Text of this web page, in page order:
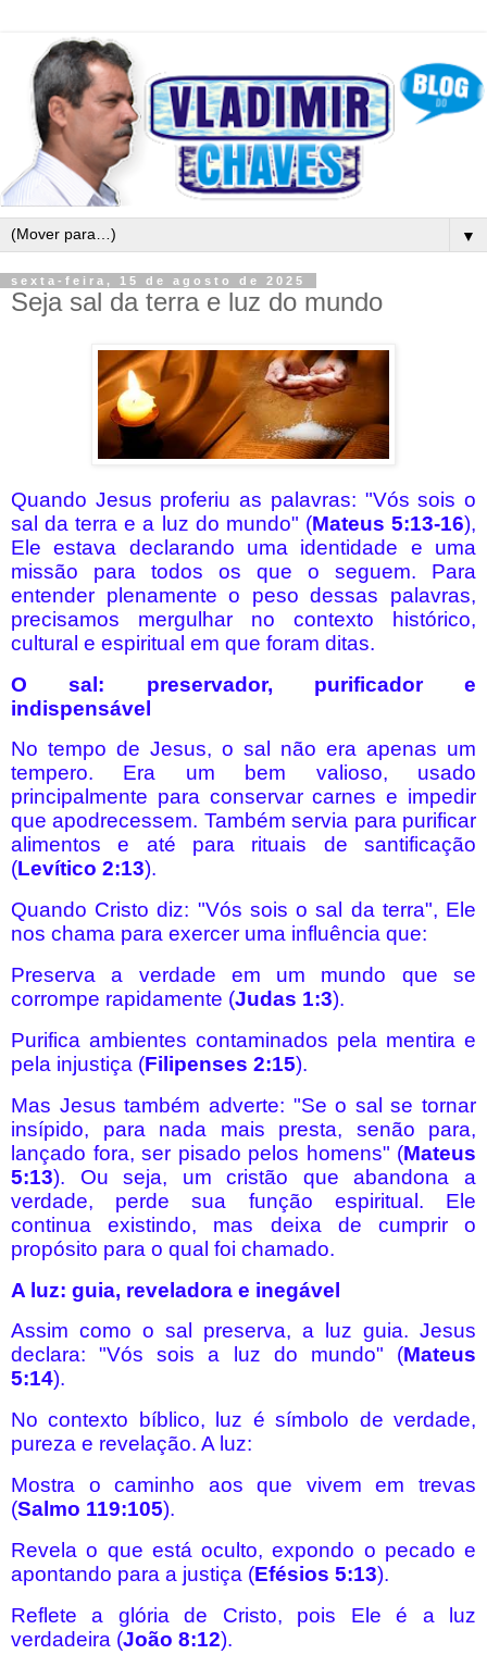
▼
sexta-feira, 15 de agosto de 2025
Seja sal da terra e luz do mundo
Quando Jesus proferiu as palavras: "Vós sois o
sal da terra e a luz do mundo" (Mateus 5:13-16),
Ele estava declarando uma identidade e uma
missão para todos os que o seguem. Para
entender plenamente o peso dessas palavras,
precisamos mergulhar no contexto histórico,
cultural e espiritual em que foram ditas.
O sal: preservador, purificador e
indispensável
No tempo de Jesus, o sal não era apenas um
tempero. Era um bem valioso, usado
principalmente para conservar carnes e impedir
que apodrecessem. Também servia para purificar
alimentos e até para rituais de santificação
(Levítico 2:13).
Quando Cristo diz: "Vós sois o sal da terra", Ele
nos chama para exercer uma influência que:
Preserva a verdade em um mundo que se
corrompe rapidamente (Judas 1:3).
Purifica ambientes contaminados pela mentira e
pela injustiça (Filipenses 2:15).
Mas Jesus também adverte: "Se o sal se tornar
insípido, para nada mais presta, senão para,
lançado fora, ser pisado pelos homens" (Mateus
5:13). Ou seja, um cristão que abandona a
verdade, perde sua função espiritual. Ele
continua existindo, mas deixa de cumprir o
propósito para o qual foi chamado.
A luz: guia, reveladora e inegável
Assim como o sal preserva, a luz guia. Jesus
declara: "Vós sois a luz do mundo" (Mateus
5:14).
No contexto bíblico, luz é símbolo de verdade,
pureza e revelação. A luz:
Mostra o caminho aos que vivem em trevas
(Salmo 119:105).
Revela o que está oculto, expondo o pecado e
apontando para a justiça (Efésios 5:13).
Reflete a glória de Cristo, pois Ele é a luz
verdadeira (João 8:12).